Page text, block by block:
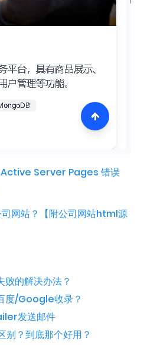
Active Server Pages 错误
网站？【附公司网站html源
败的解决办法？
度/Google收录？
发送邮件
？到底那个好用？